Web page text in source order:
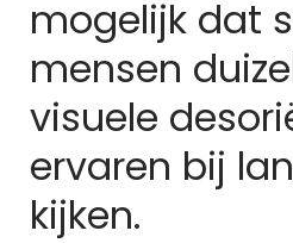
mogelijk dat
mensen
visuele
ervaren bij
kijken.